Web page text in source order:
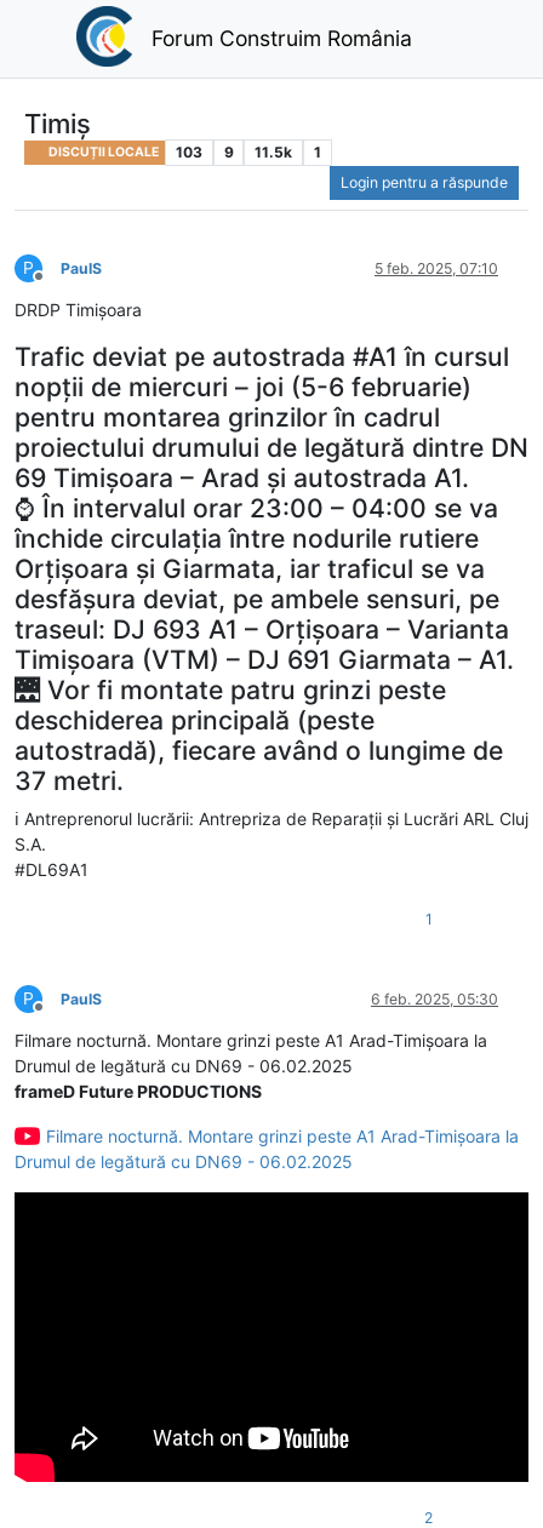
Forum Construim România
Timiș
DISCUȚII LOCALE 103 9 11.5k
1
Login pentru a răspunde
P
Deconectat
PaulS 5 feb. 2025, 07:10
DRDP Timişoara
Trafic deviat pe autostrada #A1 în cursul
nopții de miercuri – joi (5-6 februarie)
pentru montarea grinzilor în cadrul
proiectului drumului de legătură dintre DN
69 Timișoara – Arad și autostrada A1.
⌚ În intervalul orar 23:00 – 04:00 se va
închide circulația între nodurile rutiere
Orțișoara și Giarmata, iar traficul se va
desfășura deviat, pe ambele sensuri, pe
traseul: DJ 693 A1 – Orțișoara – Varianta
Timișoara (VTM) – DJ 691 Giarmata – A1.
🌉 Vor fi montate patru grinzi peste
deschiderea principală (peste
autostradă), fiecare având o lungime de
37 metri.
ℹ️ Antreprenorul lucrării: Antrepriza de Reparații și Lucrări ARL Cluj
S.A.
#DL69A1
1
P
Deconectat
PaulS 6 feb. 2025, 05:30
Filmare nocturnă. Montare grinzi peste A1 Arad-Timișoara la
Drumul de legătură cu DN69 - 06.02.2025
frameD Future PRODUCTIONS
Filmare nocturnă. Montare grinzi peste A1 Arad-Timișoara la
Drumul de legătură cu DN69 - 06.02.2025
2